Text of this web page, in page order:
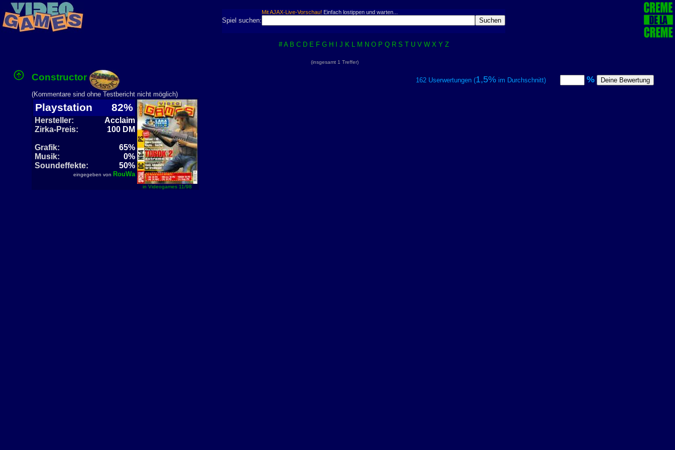
Mit AJAX-Live-Vorschau! Einfach lostippen und warten...
Spiel suchen:
# A B C D E F G H J K L M N O P Q R S T U V W X Y Z
(insgesamt 1 Treffer)
Constructor 162 Userwertungen (1,5%im Durchschnitt) %
(Kommentare sind ohne Testbericht nicht möglich)
Playstation 82%
Hersteller:
Acclaim
Zirka-Preis:
100 DM
Grafik:
65%
Musik:
0%
Soundeffekte:
50%
eingegeben von RouWa
in Videogames 11/98